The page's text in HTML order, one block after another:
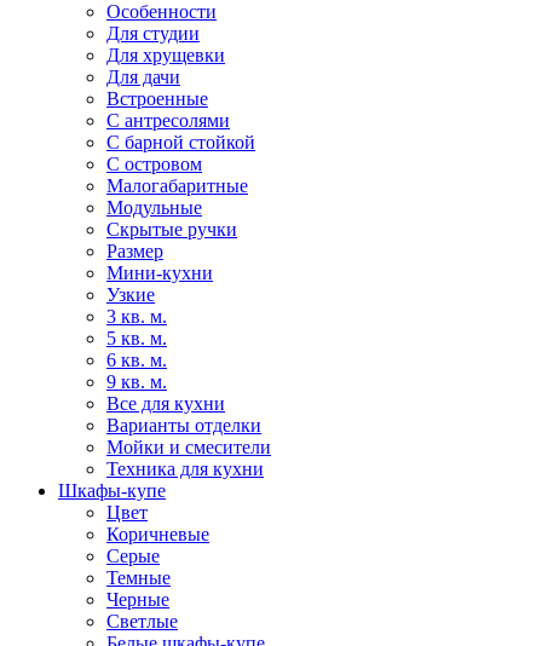
Особенности
Для студии
Для хрущевки
Для дачи
Встроенные
С антресолями
С барной стойкой
С островом
Малогабаритные
Модульные
Скрытые ручки
Размер
Мини-кухни
Узкие
3 кв. м.
5 кв. м.
6 кв. м.
9 кв. м.
Все для кухни
Варианты отделки
Мойки и смесители
Техника для кухни
Шкафы-купе
Цвет
Коричневые
Серые
Темные
Черные
Светлые